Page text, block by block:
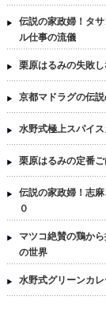
伝説の家政婦！タ
ル仕事の流儀
栗原はるみの失敗
京都マドラグの伝
水野式極上スパイ
栗原はるみの定番
伝説の家政婦！志
０
マツコ絶賛の鶏か
の世界
水野式グリーンカ